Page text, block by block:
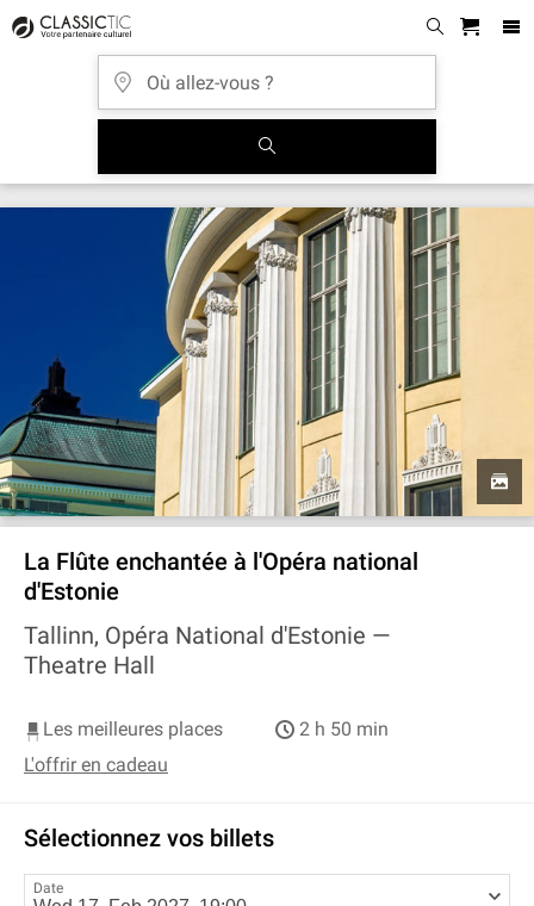
La Flûte enchantée à l'Opéra national
d'Estonie
Tallinn, Opéra National d'Estonie —
Theatre Hall
Les meilleures places
2 h 50 min
L'offrir en cadeau
Sélectionnez vos billets
Date